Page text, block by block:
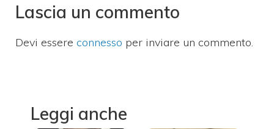
Lascia un commento
Devi essere connesso per inviare un commento.
Leggi anche